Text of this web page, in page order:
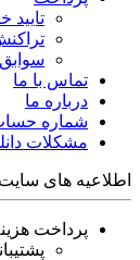
تایید
تماس با ما
درباره ما
شماره
مشکلات
اطلاعیه های سایت
پرداخت